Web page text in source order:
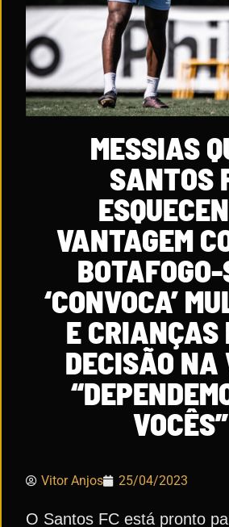
MESSIAS
SANTOS
VANTAGEM
‘CONVOCA’
E CRIANÇAS
DECISÃO
VOCÊS”
Vitor Anjos 25/04/2023
O Santos FC está pronto